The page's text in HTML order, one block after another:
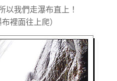
以我們走瀑布直上！
裡面往上爬）